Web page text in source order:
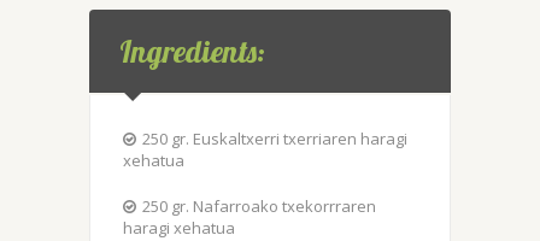
Ingredients:
250 gr. Euskaltxerri txerriaren haragi
xehatua
250 gr. Nafarroako txekorrraren
haragi xehatua